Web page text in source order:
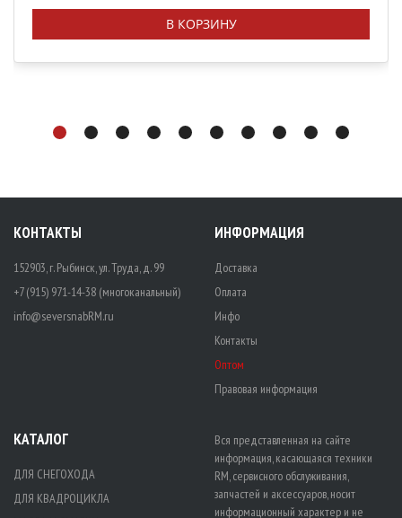
В КОРЗИНУ
КОНТАКТЫ
152903, г. Рыбинск, ул. Труда, д. 99
+7 (915) 971-14-38 (многоканальный)
info@seversnabRM.ru
ИНФОРМАЦИЯ
Доставка
Оплата
Инфо
Контакты
Оптом
Правовая информация
КАТАЛОГ
ДЛЯ СНЕГОХОДА
ДЛЯ КВАДРОЦИКЛА
Вся представленная на сайте
информация, касающаяся техники
RM, сервисного обслуживания,
запчастей и аксессуаров, носит
информационный характер и не